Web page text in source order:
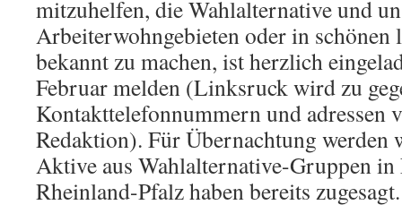
mitzuhelfen, die Wahlalternative und
Arbeiterwohngebieten oder in schönen
bekannt zu machen, ist herzlich
Februar melden (Linksruck wird zu
Kontakttelefonnummern und adressen
Redaktion). Für Übernachtung werden
Aktive aus Wahlalternative-Gruppen in
Rheinland-Pfalz haben bereits zugesagt.